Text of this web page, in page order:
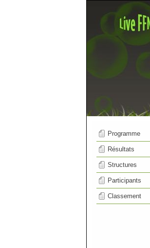
Programme
Résultats
Structures
Participants
Classement